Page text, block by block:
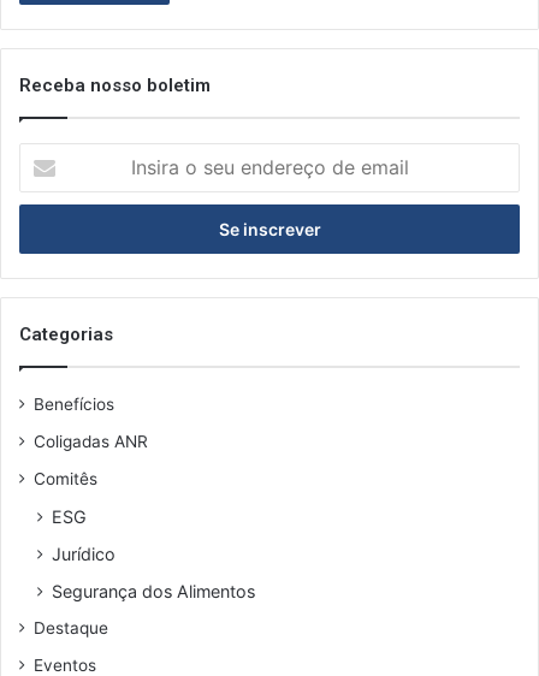
Receba nosso boletim
s
r
a
s
e
n
e
e
e
Categorias
Benefícios
Coligadas ANR
Comitês
ESG
Jurídico
Segurança dos Alimentos
Destaque
Eventos